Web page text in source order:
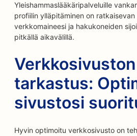
Yleishammaslääkäripalveluille
profiilin ylläpitäminen on
verkkomaineesi ja hakukoneiden
pitkällä aikavälillä.
Verkkosivuston
tarkastus:
sivustosi
Hyvin optimoitu verkkosivusto on